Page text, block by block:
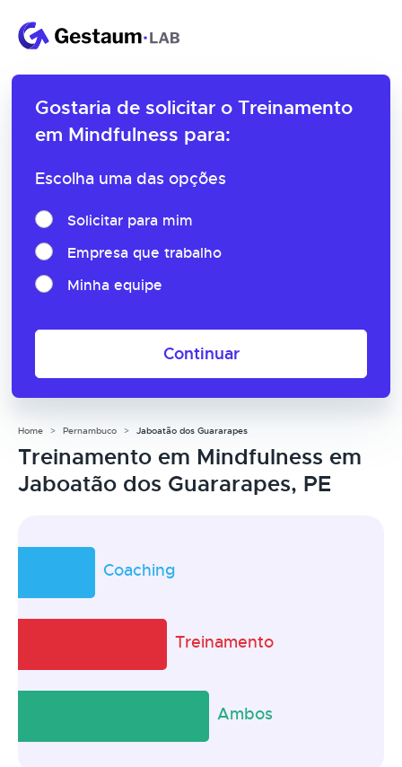
Gostaria de solicitar o Treinamento
em Mindfulness para:
Escolha uma das opções
Solicitar para mim
Empresa que trabalho
Minha equipe
Continuar
Home Pernambuco Jaboatão dos Guararapes
Treinamento em Mindfulness em
Jaboatão dos Guararapes, PE